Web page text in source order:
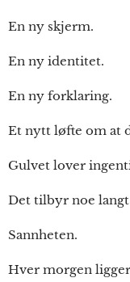
En ny skjerm.
En ny identitet.
En ny forklaring.
Et nytt løfte om at
Gulvet lover
Det tilbyr noe
Sannheten.
Hver morgen